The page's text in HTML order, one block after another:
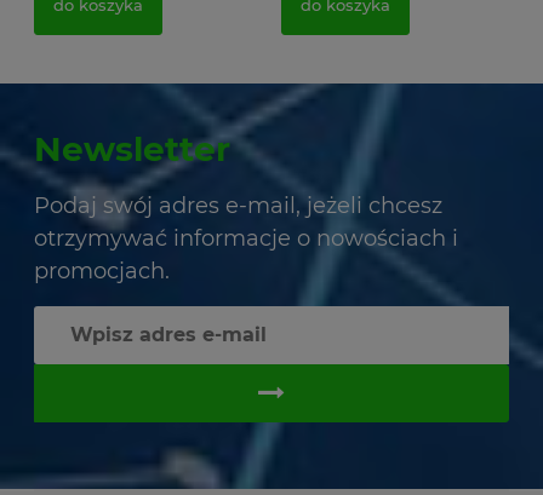
do koszyka do koszyka
Newsletter
Podaj swój adres e-mail, jeżeli chcesz
otrzymywać informacje o nowościach i
promocjach.